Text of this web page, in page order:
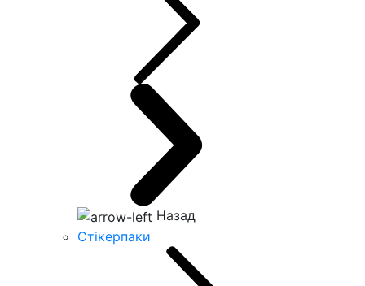
Назад
Стікерпаки